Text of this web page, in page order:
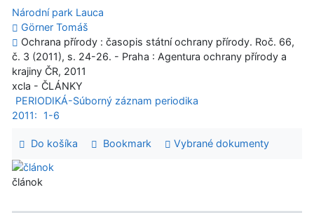
Národní park Lauca
Görner Tomáš
Ochrana přírody : časopis státní ochrany přírody. Roč. 66,
č. 3 (2011), s. 24-26. - Praha : Agentura ochrany přírody a
krajiny ČR, 2011
xcla - ČLÁNKY
PERIODIKÁ-Súborný záznam periodika
2011:
1-6
Do košíka Bookmark Vybrané dokumenty
článok